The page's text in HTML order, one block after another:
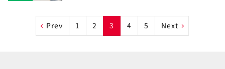
Prev 1 2 3 4 5 Next